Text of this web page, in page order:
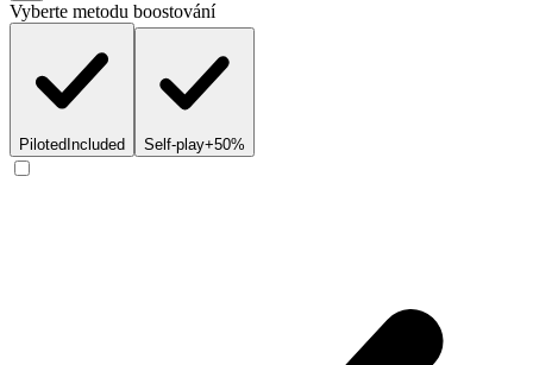
Vyberte metodu boostování
Piloted Included Self-play+50%